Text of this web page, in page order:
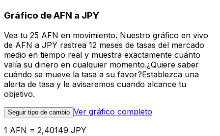
Gráfico de AFN a JPY
Vea tu 25 AFN en movimiento. Nuestro gráfico en vivo
de AFN a JPY rastrea 12 meses de tasas del mercado
medio en tiempo real y muestra exactamente cuánto
valía su dinero en cualquier momento.¿Quiere saber
cuándo se mueve la tasa a su favor?Establezca una
alerta de tasa y le avisaremos cuando alcance tu
objetivo.
Seguir tipo de cambio Ver gráfico completo
1 AFN = 2,40149 JPY